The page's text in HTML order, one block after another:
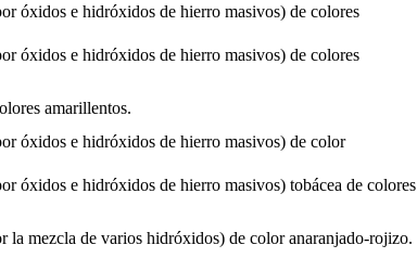
óxidos e hidróxidos de hierro masivos) de colores
óxidos e hidróxidos de hierro masivos) de colores
amarillentos.
óxidos e hidróxidos de hierro masivos) de color
óxidos e hidróxidos de hierro masivos) tobácea de colores
la mezcla de varios hidróxidos) de color anaranjado-rojizo.